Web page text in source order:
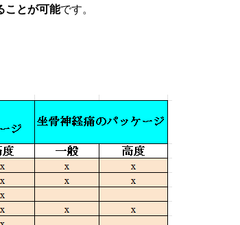
ことが可能です。